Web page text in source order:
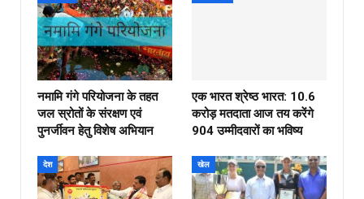
नमामि गंगे परियोजना के तहत
जल स्रोतों के संरक्षण एवं
पुनर्जीवन हेतु विशेष अभियान
एक भारत श्रेष्ठ भारत: 10.6
करोड़ मतदाता आज तय करेंगे
904 उम्मीदवारों का भविष्य
देश खेल